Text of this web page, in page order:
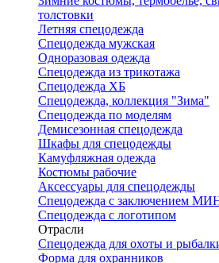
толстовки
Летняя спецодежда
Спецодежда мужская
Одноразовая одежда
Спецодежда из трикотажа
Спецодежда ХБ
Спецодежда, коллекция "Зима"
Спецодежда по моделям
Демисезонная спецодежда
Шкафы для спецодежды
Камуфляжная одежда
Костюмы рабочие
Аксессуары для спецодежды
Спецодежда с заключением
Спецодежда с логотипом
Отрасли
Спецодежда для охоты и
Форма для охранников